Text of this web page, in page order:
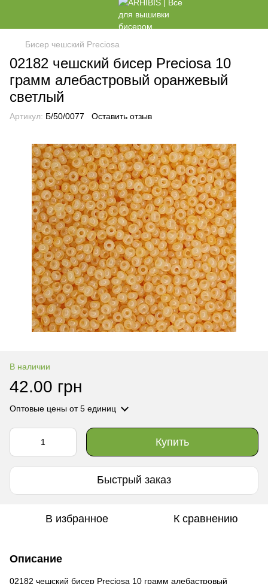
Бисер чешский Preciosa
02182 чешский бисер Preciosa 10
грамм алебастровый оранжевый
светлый
Артикул: Б/50/0077 Оставить отзыв
В наличии
42.00 грн
Оптовые цены от 5 единиц
Купить
Быстрый заказ
В избранное К сравнению
Описание
02182 чешский бисер Preciosa 10 грамм алебастровый